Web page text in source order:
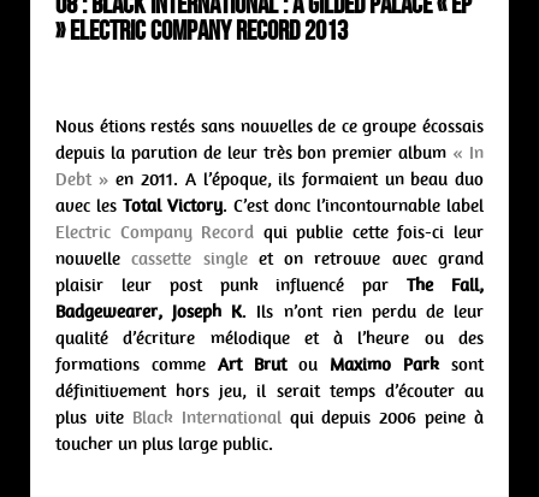
» Electric Company Record 2013
Nous étions restés sans nouvelles de ce groupe écossais
depuis la parution de leur très bon premier album « In
Debt » en 2011. A l’époque, ils formaient un beau duo
avec les Total Victory. C’est donc l’incontournable label
Electric Company Record qui publie cette fois-ci leur
nouvellecassette singleet on retrouve avec grand
plaisir leur post punk influencé parThe Fall,
Badgewearer, Joseph K. Ils n’ont rien perdu de leur
qualité d’écriture mélodique et à l’heure ou des
formations comme Art Brutou Maximo Parksont
définitivement hors jeu, il serait temps d’écouter au
plus vite Black Internationalqui depuis 2006 peine à
toucher un plus large public.